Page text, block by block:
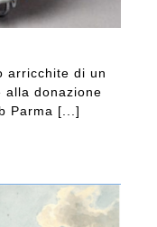
arricchite di un
alla donazione
Parma [...]